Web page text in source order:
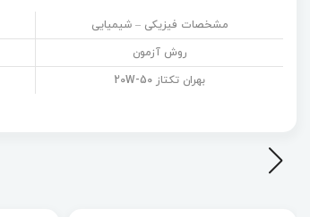
مشخصات فیزیکی – شیمیایی
روش آزمون
بهران تکتاز 20W-50